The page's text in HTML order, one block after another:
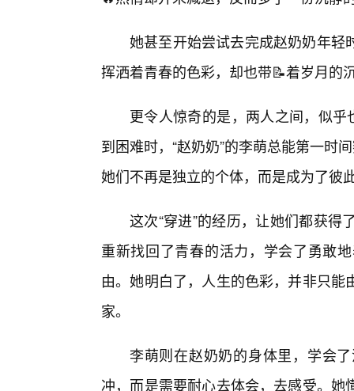
她甚至开始尝试去完成赵奶奶年
挥洒着青春的色彩，却也带📝着岁月的
更令人惊奇的是，两人之间，似乎
到困难时，“赵奶奶”的李萌总能第一时
她们不再是独立的个体，而是成为了彼
这次“穿进”的经历，让她们都获
重新找回了青春的活力，学会了勇敢
由。她明白了，人生的色彩，并非只
家。
李萌则在赵奶奶的身体里，学会
冲，而是需要耐心去体会，去感受。